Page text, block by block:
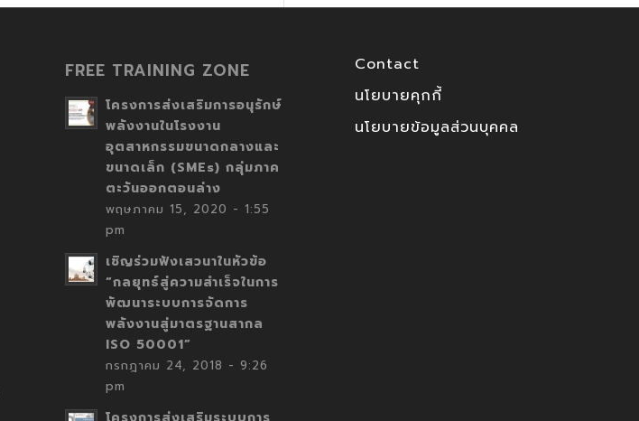
FREE TRAINING ZONE
โครงการส่งเสริมการอนุรักษ์
พลังงานในโรงงาน
อุตสาหกรรมขนาดกลางและ
ขนาดเล็ก (SMEs) กลุ่มภาค
ตะวันออกตอนล่าง
พฤษภาคม 15, 2020 - 1:55
pm
เชิญร่วมฟังเสวนาในหัวข้อ
“กลยุทธ์สู่ความสำเร็จในการ
พัฒนาระบบการจัดการ
พลังงานสู่มาตรฐานสากล
ISO 50001”
กรกฎาคม 24, 2018 - 9:26
pm
Contact
นโยบายคุกกี้
นโยบายข้อมูลส่วนบุคคล